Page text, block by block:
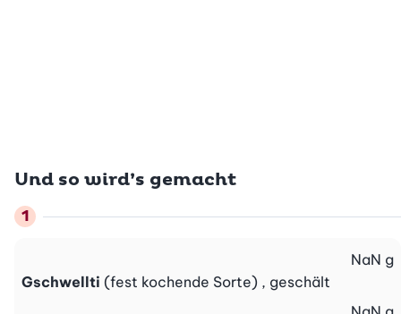
Und so wird’s gemacht
Gschwellti (fest kochende Sorte) , geschält
NaN g